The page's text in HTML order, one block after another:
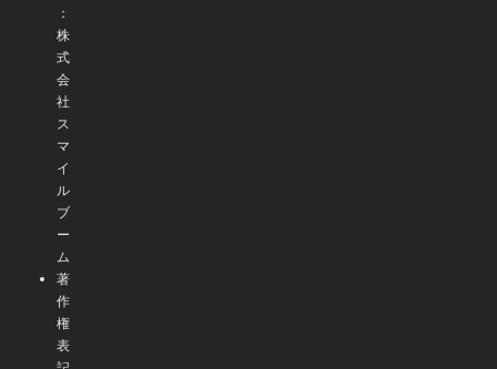
：
株
式
会
社
ス
マ
イ
ル
ブ
ー
ム
著
作
権
表